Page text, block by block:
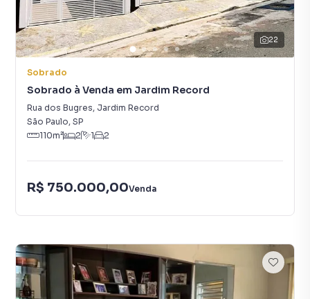
22
Sobrado
Sobrado à Venda em Jardim Record
Rua dos Bugres, Jardim Record
São Paulo, SP
110m² 2 1 2
R$ 750.000,00Venda